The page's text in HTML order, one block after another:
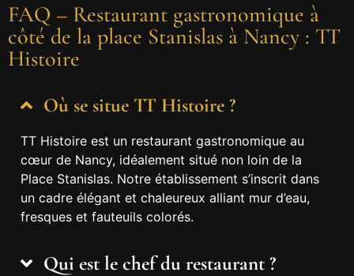
FAQ – Restaurant gastronomique à
côté de la place Stanislas à Nancy : TT
Histoire
Où se situe TT Histoire ?
TT Histoire est un restaurant gastronomique au
cœur de Nancy, idéalement situé non loin de la
Place Stanislas. Notre établissement s’inscrit dans
un cadre élégant et chaleureux alliant mur d’eau,
fresques et fauteuils colorés.
Qui est le chef du restaurant ?